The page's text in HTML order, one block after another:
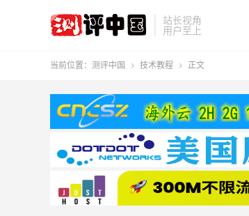
站长视角
用户至上
当前位置： 测评中国  技术教程  正文